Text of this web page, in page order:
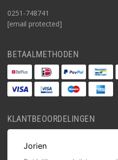
0251-748741
[email protected]
BETAALMETHODEN
KLANTBEOORDELINGEN